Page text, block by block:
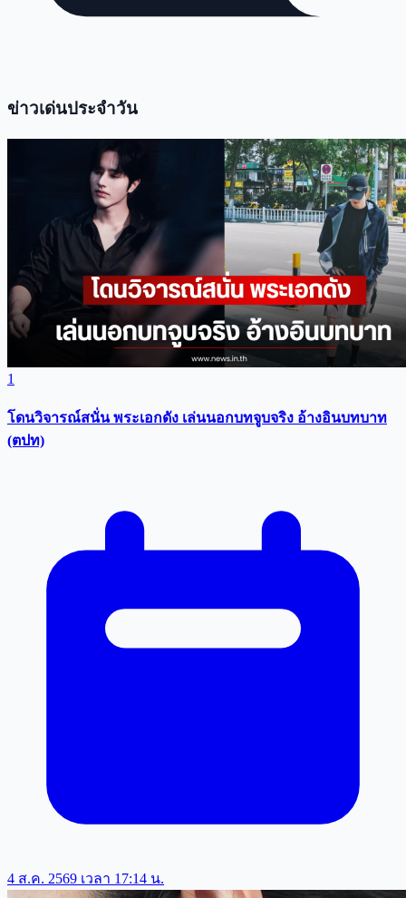
ข่าวเด่นประจำวัน
1
โดนวิจารณ์สนั่น พระเอกดัง เล่นนอกบทจูบจริง อ้างอินบทบาท
(ตปท)
4 ส.ค. 2569 เวลา 17:14 น.